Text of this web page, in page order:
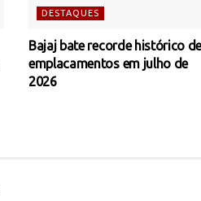
DESTAQUES
Bajaj bate recorde histórico
emplacamentos em julho de
2026